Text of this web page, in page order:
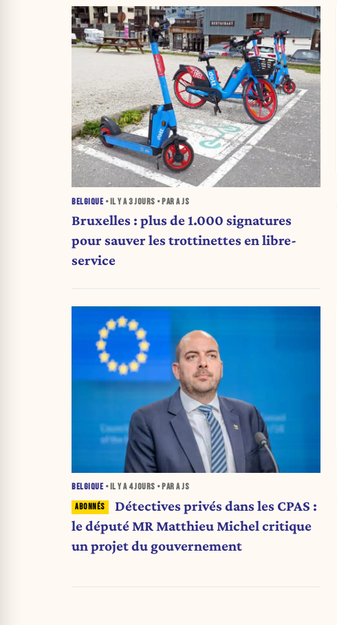
BELGIQUE • IL Y A3 JOURS • PAR A JS
Bruxelles : plus de 1.000 signatures
pour sauver les trottinettes en libre-
service
BELGIQUE • IL Y A 4 JOURS • PAR A JS
Détectives privés dans les CPAS :
le député MR Matthieu Michel critique
un projet du gouvernement